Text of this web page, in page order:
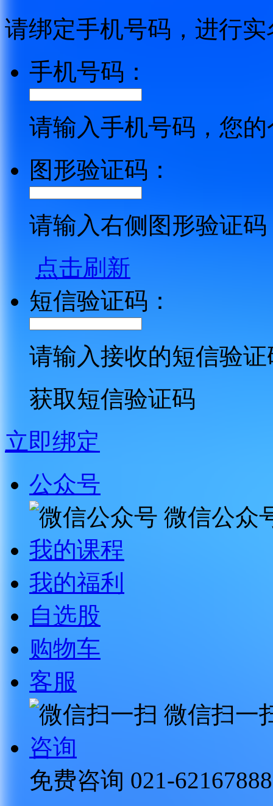
请绑定手机号码，进行
手机号码：
请输入手机号码，您
图形验证码：
请输入右侧图形验证码
点击刷新
短信验证码：
请输入接收的短信验证
获取短信验证码
立即绑定
公众号
微信公众
我的课程
我的福利
自选股
购物车
客服
微信扫一
咨询
免费咨询 021-62167888